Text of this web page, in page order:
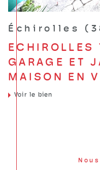
Échirolles
ECHIROLLES
GARAGE ET
MAISON EN
Voir le bien